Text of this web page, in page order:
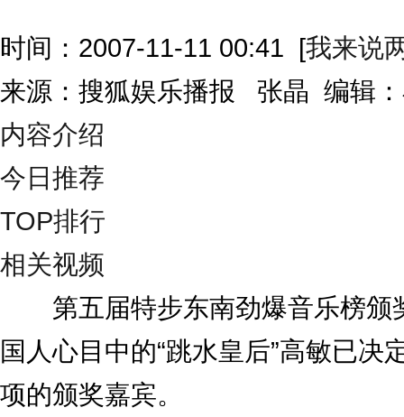
时间：2007-11-11 00:41 [我来说
来源：搜狐娱乐播报 张晶 编辑
内容介绍
今日推荐
TOP排行
相关视频
第五届特步东南劲爆音乐榜颁
国人心目中的“跳水皇后”高敏已决
项的颁奖嘉宾。